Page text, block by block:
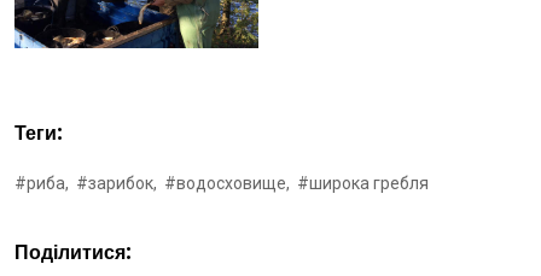
Теги:
#риба, #зарибок, #водосховище, #широка гребля
Поділитися: